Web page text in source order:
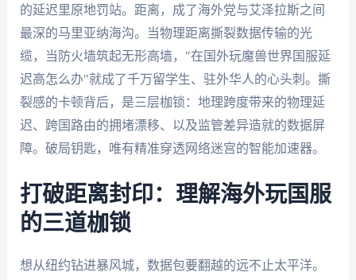
的延迟里原地罚站。距离，成了海外党与艾泽拉斯之间
最深的马里亚纳海沟。当物理距离撕裂数据传输的光
缆，当防火墙筑起无形高墙，"在国外玩魔兽世界国服延
迟高怎么办"就成了千万留学生、驻外华人的心头刺。撕
裂感的卡顿背后，是三层枷锁：地理跨度带来的物理延
迟、跨国路由的拥堵漂移、以及监管差异造就的数据屏
障。破局钥匙，唯有精准穿透网络迷宫的智能加速器。
打破距离封印：理解海外玩国服
的三道枷锁
想从纽约钻进暴风城，数据包要翻越的远不止太平洋。